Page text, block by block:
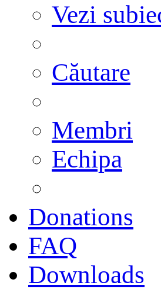
Vezi
Căutare
Membri
Echipa
Donations
FAQ
Downloads